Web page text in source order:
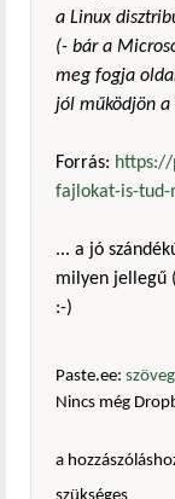
a Linux
(- bár a
meg fogja
jól működjön a
Forrás:
fajlokat-is-tud-
... a jó
milyen jellegű
:-)
Paste.ee:
Nincs még
a